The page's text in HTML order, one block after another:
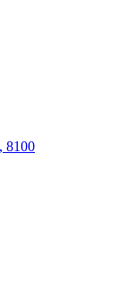
8100